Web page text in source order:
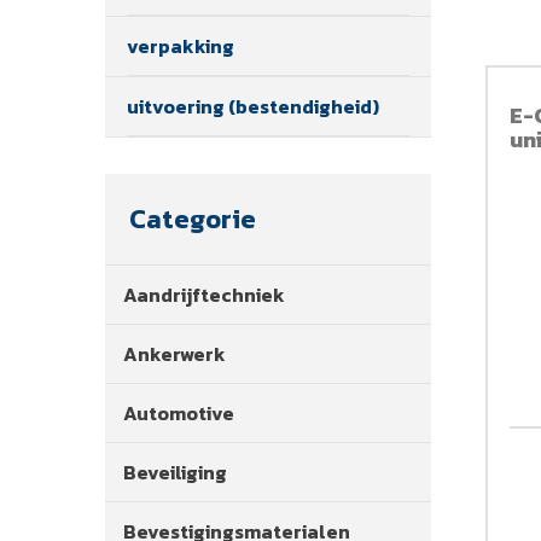
verpakking
uitvoering (bestendigheid)
Categorie
Aandrijftechniek
Ankerwerk
Automotive
Beveiliging
Bevestigingsmaterialen
E-